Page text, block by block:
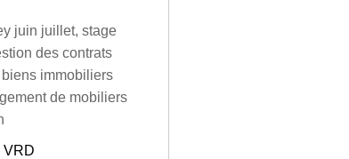
juin juillet, stage
des contrats
immobiliers
de mobiliers
VRD